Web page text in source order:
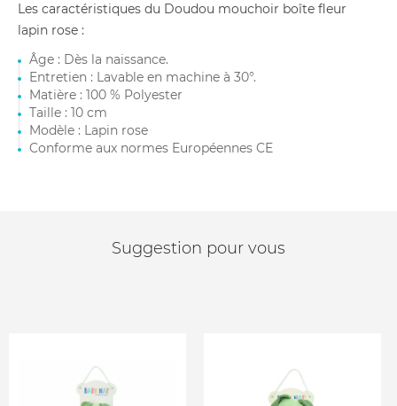
Les caractéristiques du Doudou mouchoir boîte fleur
lapin rose :
Âge : Dès la naissance.
Entretien : Lavable en machine à 30°.
Matière : 100 % Polyester
Taille : 10 cm
Modèle : Lapin rose
Conforme aux normes Européennes CE
Suggestion pour vous